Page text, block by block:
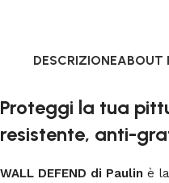
DESCRIZIONEABOUT
Proteggi la tua
resistente, anti-
WALL DEFEND di Paulin è